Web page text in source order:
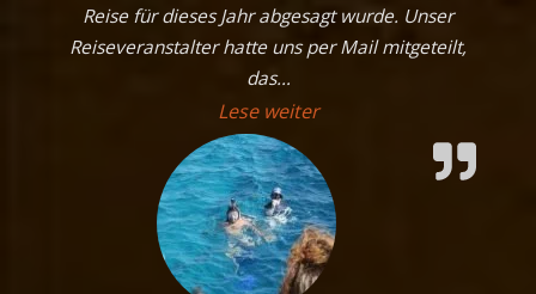
Reise für dieses Jahr abgesagt wurde. Unser
Reiseveranstalter hatte uns per Mail mitgeteilt,
das…
Lese weiter„Unsere Ägypten Reise